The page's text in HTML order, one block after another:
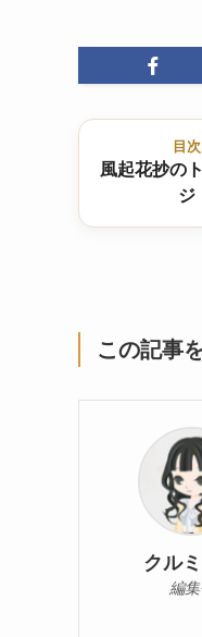
目次
風起花抄の
ジ
この記事
クル
編